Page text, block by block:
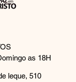
as 18H
leque, 510